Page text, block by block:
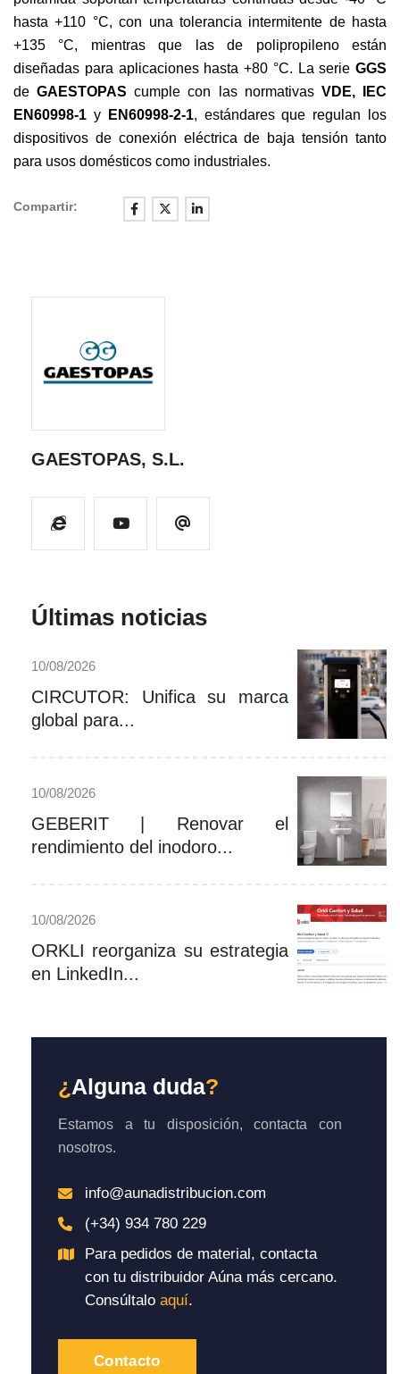
hasta +110 °C, con una tolerancia intermitente de hasta
+135 °C, mientras que las de polipropileno están
diseñadas para aplicaciones hasta +80 °C. La serie GGS
deGAESTOPAS cumple con las normativas VDE, IEC
EN60998-1 y EN60998-2-1, estándares que regulan los
dispositivos de conexión eléctrica de baja tensión tanto
para usos domésticos como industriales.
Compartir:
GAESTOPAS, S.L.
Últimas noticias
10/08/2026
CIRCUTOR: Unifica su marca
global para...
10/08/2026
GEBERIT | Renovar el
rendimiento del inodoro...
10/08/2026
ORKLI reorganiza su estrategia
en LinkedIn...
¿ Alguna duda?
Estamos a tu disposición, contacta con
nosotros.
info@aunadistribucion.com
(+34) 934 780 229
Para pedidos de material, contacta
con tu distribuidor Aúna más cercano.
Consúltalo aquí.
Contacto